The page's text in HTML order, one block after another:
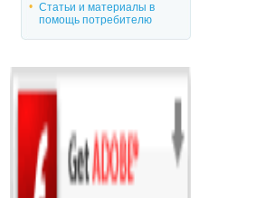
Статьи и материалы в
помощь потребителю